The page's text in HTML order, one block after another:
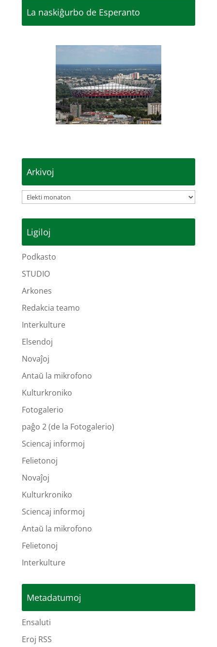
La naskiĝurbo de Esperanto
Arkivoj
Arkivoj
Ligiloj
Podkasto
STUDIO
Arkones
Redakcia teamo
Interkulture
Elsendoj
Novaĵoj
Antaŭ la mikrofono
Kulturkroniko
Fotogalerio
paĝo 2 (de la Fotogalerio)
Sciencaj informoj
Felietonoj
Novaĵoj
Kulturkroniko
Sciencaj informoj
Antaŭ la mikrofono
Felietonoj
Interkulture
Metadatumoj
Ensaluti
Eroj RSS